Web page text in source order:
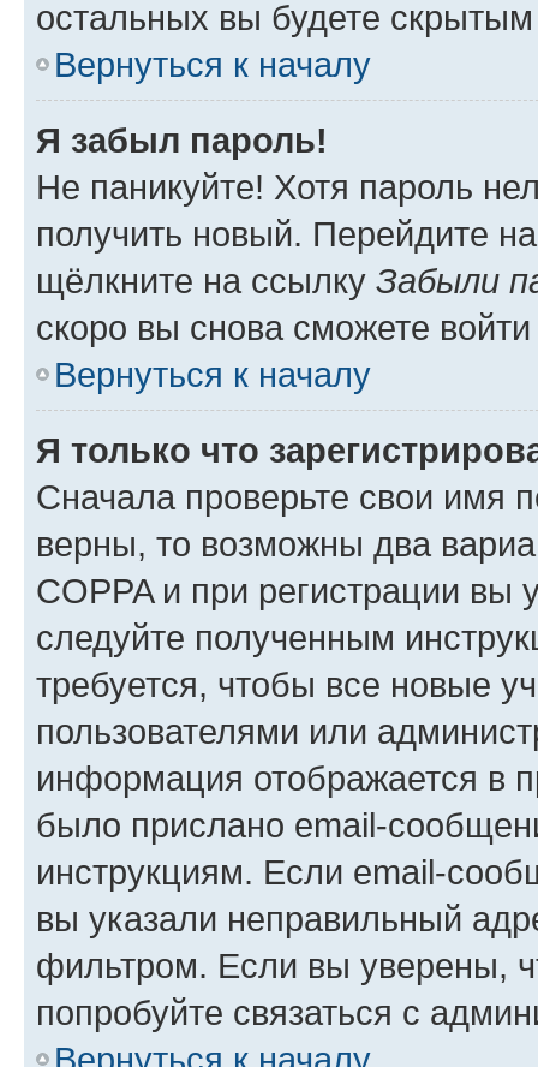
остальных вы будете
Вернуться к началу
Я забыл пароль!
Не паникуйте! Хотя пароль
получить новый. Перейдите
щёлкните на ссылку Забыли
скоро вы снова сможете
Вернуться к началу
Я только что
Сначала проверьте свои имя
верны, то возможны два
COPPA и при регистрации вы
следуйте полученным
требуется, чтобы все новые
пользователями или
информация отображается в
было прислано email-
инструкциям. Если email-
вы указали неправильный
фильтром. Если вы уверены,
попробуйте связаться с
Вернуться к началу